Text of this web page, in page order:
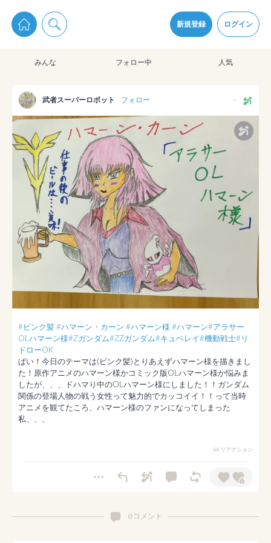
新規登録 ログイン
pixiv Sketchは2024年5月28日付で プライパシーポリシーを改定しました。
通知を受け取るにはここをクリックします
pixiv Sketchアプリでさらに快適に！
みんな フォロー中 人気
武者スーパーロボット フォロー --
#ピンク髪#ハマーン・カーン #ハマーン様 #ハマーン#アラサー
OLハマーン様#Zガンダム#ZZガンダム#キュベレイ#機動戦士#リ
ドローOK
ぱい！今日のテーマは(ピンク髪)とりあえずハマーン様を描きまし
た！原作アニメのハマーン様かコミック版OLハマーン様か悩みま
したが、、、ドハマり中のOLハマーン様にしました！！ガンダム
関係の登場人物の戦う女性って魅力的でカッコイイ！！って当時
アニメを観てたころ、ハマーン様のファンになってしまった
私、、、
66 リアクション
0 コメント